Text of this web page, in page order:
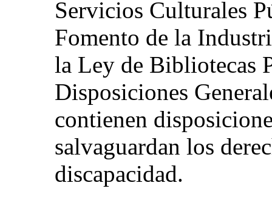
Servicios Culturales
Fomento de la
la Ley de Bibliotecas
Disposiciones
contienen
salvaguardan los
discapacidad.